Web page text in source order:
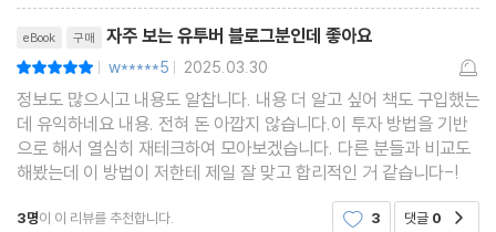
6장 - 당신의 투자를 구해줄 가장 중요한 10가지 기본 지식
01 초보자를 위한 ETF 고르는 법
02 연금저축계좌와 IRP계좌 100% 활용법
eBook 구매 자주 보는 유투버 블로그분인데 좋아요
| w*****5 | 2025.03.30
정보도 많으시고 내용도 알찹니다. 내용 더 알고 싶어 책도 구입했는
데 유익하네요 내용. 전혀 돈 아깝지 않습니다.이 투자 방법을 기반
으로 해서 열심히 재테크하여 모아보겠습니다. 다른 분들과 비교도
해봤는데 이 방법이 저한테 제일 잘 맞고 합리적인 거 같습니다-!
3명이 이 리뷰를 추천합니다. 3 댓글 0